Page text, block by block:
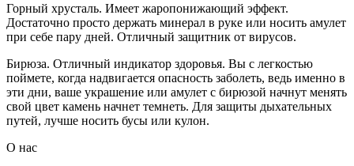
Горный хрусталь. Имеет жаропонижающий эффект.
Достаточно просто держать минерал в руке или носить амулет
при себе пару дней. Отличный защитник от вирусов.
Бирюза. Отличный индикатор здоровья. Вы с легкостью
поймете, когда надвигается опасность заболеть, ведь именно в
эти дни, ваше украшение или амулет с бирюзой начнут менять
свой цвет камень начнет темнеть. Для защиты дыхательных
путей, лучше носить бусы или кулон.
О нас